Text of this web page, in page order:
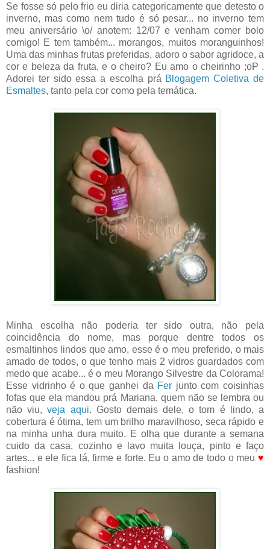
Se fosse só pelo frio eu diria categoricamente que detesto o
inverno, mas como nem tudo é só pesar... no inverno tem
meu aniversário \o/ anotem: 12/07 e venham comer bolo
comigo! E tem também... morangos, muitos moranguinhos!
Uma das minhas frutas preferidas, adoro o sabor agridoce, a
cor e beleza da fruta, e o cheiro? Eu amo o cheirinho ;oP .
Adorei ter sido essa a escolha prá Blogagem Coletiva de
Esmaltes, tanto pela cor como pela temática.
Minha escolha não poderia ter sido outra, não pela
coincidência do nome, mas porque dentre todos os
esmaltinhos lindos que amo, esse é o meu preferido, o mais
amado de todos, o que tenho mais 2 vidros guardados com
medo que acabe... é o meu Morango Silvestre da Colorama!
Esse vidrinho é o que ganhei da Fer junto com coisinhas
fofas que ela mandou prá Mariana, quem não se lembra ou
não viu,veja aqui. Gosto demais dele, o tom é lindo, a
cobertura é ótima, tem um brilho maravilhoso, seca rápido e
na minha unha dura muito. E olha que durante a semana
cuido da casa, cozinho e lavo muita louça, pinto e faço
artes... e ele fica lá, firme e forte. Eu o amo de todo o meu ♥
fashion!